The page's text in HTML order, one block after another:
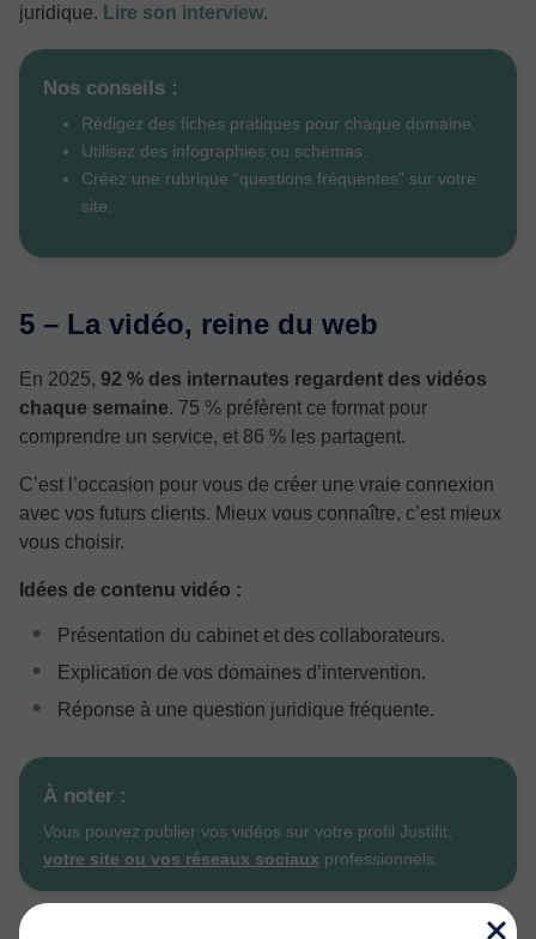
juridique. Lire son interview.
Nos conseils :
Rédigez des fiches pratiques pour chaque domaine.
Utilisez des infographies ou schémas.
Créez une rubrique “questions fréquentes” sur votre
site.
5 – La vidéo, reine du web
En 2025, 92 % des internautes regardent des vidéos
chaque semaine. 75 % préfèrent ce format pour
comprendre un service, et 86 % les partagent.
C’est l’occasion pour vous de créer une vraie connexion
avec vos futurs clients. Mieux vous connaître, c’est mieux
vous choisir.
Idées de contenu vidéo :
Présentation du cabinet et des collaborateurs.
Explication de vos domaines d’intervention.
Réponse à une question juridique fréquente.
À noter :
Vous pouvez publier vos vidéos sur votre profil Justifit,
votre site ou vos réseaux sociaux professionnels.